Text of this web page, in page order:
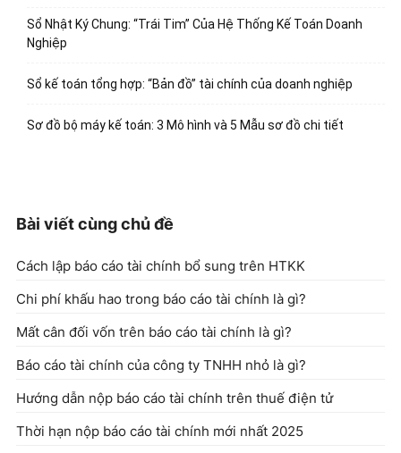
Sổ Nhật Ký Chung: “Trái Tim” Của Hệ Thống Kế Toán Doanh
Nghiệp
Sổ kế toán tổng hợp: “Bản đồ” tài chính của doanh nghiệp
Sơ đồ bộ máy kế toán: 3 Mô hình và 5 Mẫu sơ đồ chi tiết
Bài viết cùng chủ đề
Cách lập báo cáo tài chính bổ sung trên HTKK
Chi phí khấu hao trong báo cáo tài chính là gì?
Mất cân đối vốn trên báo cáo tài chính là gì?
Báo cáo tài chính của công ty TNHH nhỏ là gì?
Hướng dẫn nộp báo cáo tài chính trên thuế điện tử
Thời hạn nộp báo cáo tài chính mới nhất 2025